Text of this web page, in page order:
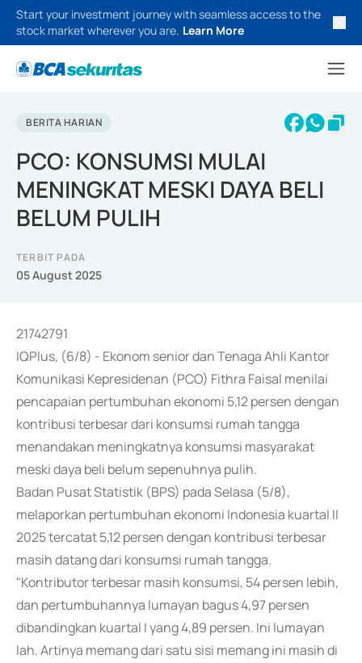
Start your investment journey with seamless access to the
stock market wherever you are. Learn More
BERITA HARIAN
PCO: KONSUMSI MULAI
MENINGKAT MESKI DAYA BELI
BELUM PULIH
TERBIT PADA
05 August 2025
21742791
IQPlus, (6/8) - Ekonom senior dan Tenaga Ahli Kantor
Komunikasi Kepresidenan (PCO) Fithra Faisal menilai
pencapaian pertumbuhan ekonomi 5,12 persen dengan
kontribusi terbesar dari konsumsi rumah tangga
menandakan meningkatnya konsumsi masyarakat
meski daya beli belum sepenuhnya pulih.
Badan Pusat Statistik (BPS) pada Selasa (5/8),
melaporkan pertumbuhan ekonomi Indonesia kuartal II
2025 tercatat 5,12 persen dengan kontribusi terbesar
masih datang dari konsumsi rumah tangga.
"Kontributor terbesar masih konsumsi, 54 persen lebih,
dan pertumbuhannya lumayan bagus 4,97 persen
dibandingkan kuartal I yang 4,89 persen. Ini lumayan
lah. Artinya memang dari satu sisi memang ini masih di